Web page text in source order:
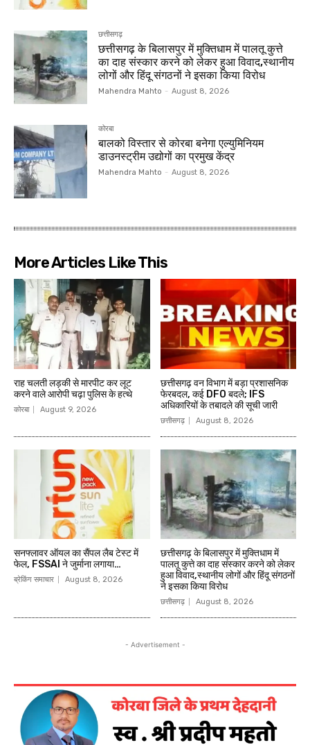
छत्तीसगढ़
छत्तीसगढ़ के बिलासपुर में मुक्तिधाम में पालतू कुत्ते
का दाह संस्कार करने को लेकर हुआ विवाद,स्थानीय
लोगों और हिंदू संगठनों ने इसका किया विरोध
Mahendra Mahto - August 8, 2026
कोरबा
बालको विस्तार से कोरबा बनेगा एल्युमिनियम
डाउनस्ट्रीम उद्योगों का प्रमुख केंद्र
Mahendra Mahto - August 8, 2026
More Articles Like This
राह चलती लड़की से मारपीट कर लूट
करने वाले आरोपी चढ़ा पुलिस के हत्थे
कोरबा August 9, 2026
छत्तीसगढ़ वन विभाग में बड़ा प्रशासनिक
फेरबदल, कई DFO बदले; IFS
अधिकारियों के तबादले की सूची जारी
छत्तीसगढ़ August 8, 2026
सनफ्लावर ऑयल का सैंपल लैब टेस्ट में
फेल, FSSAI ने जुर्माना लगाया…
ब्रेकिंग समाचार August 8, 2026
छत्तीसगढ़ के बिलासपुर में मुक्तिधाम में
पालतू कुत्ते का दाह संस्कार करने को लेकर
हुआ विवाद,स्थानीय लोगों और हिंदू संगठनों
ने इसका किया विरोध
छत्तीसगढ़ August 8, 2026
- Advertisement -